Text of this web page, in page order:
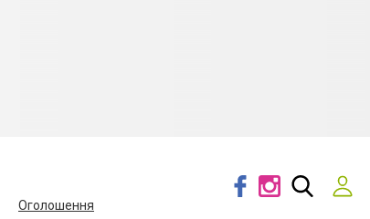
Оголошення